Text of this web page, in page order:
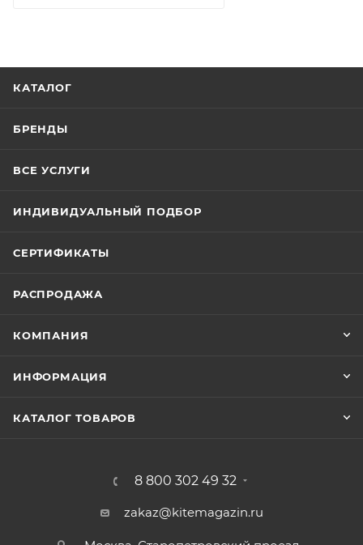
КАТАЛОГ
БРЕНДЫ
ВСЕ УСЛУГИ
ИНДИВИДУАЛЬНЫЙ ПОДБОР
СЕРТИФИКАТЫ
РАСПРОДАЖА
КОМПАНИЯ
ИНФОРМАЦИЯ
КАТАЛОГ ТОВАРОВ
8 800 302 49 32
zakaz@kitemagazin.ru